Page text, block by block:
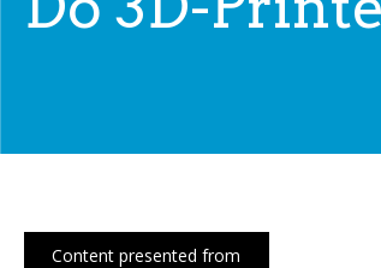
Content presented from